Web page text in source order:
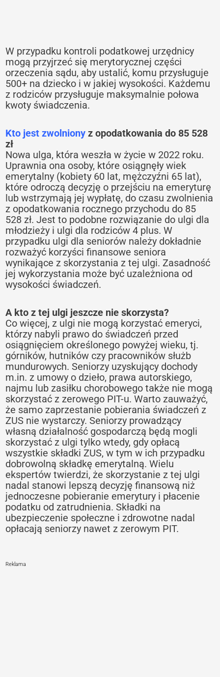
W przypadku kontroli podatkowej urzędnicy
mogą przyjrzeć się merytorycznej części
orzeczenia sądu, aby ustalić, komu przysługuje
500+ na dziecko i w jakiej wysokości. Każdemu
z rodziców przysługuje maksymalnie połowa
kwoty świadczenia.
Kto jest zwolniony z opodatkowania do 85 528
zł
Nowa ulga, która weszła w życie w 2022 roku.
Uprawnia ona osoby, które osiągnęły wiek
emerytalny (kobiety 60 lat, mężczyźni 65 lat),
które odroczą decyzję o przejściu na emeryturę
lub wstrzymają jej wypłatę, do czasu zwolnienia
z opodatkowania rocznego przychodu do 85
528 zł. Jest to podobne rozwiązanie do ulgi dla
młodzieży i ulgi dla rodziców 4 plus. W
przypadku ulgi dla seniorów należy dokładnie
rozważyć korzyści finansowe seniora
wynikające z skorzystania z tej ulgi. Zasadność
jej wykorzystania może być uzależniona od
wysokości świadczeń.
A kto z tej ulgi jeszcze nie skorzysta?
Co więcej, z ulgi nie mogą korzystać emeryci,
którzy nabyli prawo do świadczeń przed
osiągnięciem określonego powyżej wieku, tj.
górników, hutników czy pracowników służb
mundurowych. Seniorzy uzyskujący dochody
m.in. z umowy o dzieło, prawa autorskiego,
najmu lub zasiłku chorobowego także nie mogą
skorzystać z zerowego PIT-u. Warto zauważyć,
że samo zaprzestanie pobierania świadczeń z
ZUS nie wystarczy. Seniorzy prowadzący
własną działalność gospodarczą będą mogli
skorzystać z ulgi tylko wtedy, gdy opłacą
wszystkie składki ZUS, w tym w ich przypadku
dobrowolną składkę emerytalną. Wielu
ekspertów twierdzi, że skorzystanie z tej ulgi
nadal stanowi lepszą decyzję finansową niż
jednoczesne pobieranie emerytury i płacenie
podatku od zatrudnienia. Składki na
ubezpieczenie społeczne i zdrowotne nadal
opłacają seniorzy nawet z zerowym PIT.
Reklama